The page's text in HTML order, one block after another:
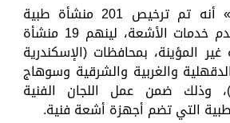
وأضاف «عبدالغفار» أنه تم ترخيص 201 منشأة طبية
حكومية وخاصة تقدم خدمات الأشعة، لينهم 19 منشأة
المؤينة، بمحافظات (الإسكندرية
والغربية والشرقية وسوهاج
وذلك ضمن عمل اللجان الفنية
التي تضم أجهزة أشعة فنية.